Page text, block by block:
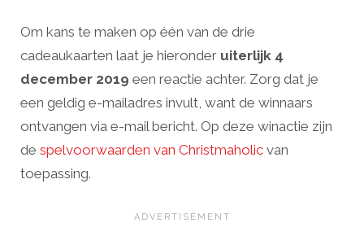
Om kans te maken op één van de drie
cadeaukaarten laat je hieronder uiterlijk 4
december 2019 een reactie achter. Zorg dat je
een geldig e-mailadres invult, want de winnaars
ontvangen via e-mail bericht. Op deze winactie zijn
de spelvoorwaarden van Christmaholic van
toepassing.